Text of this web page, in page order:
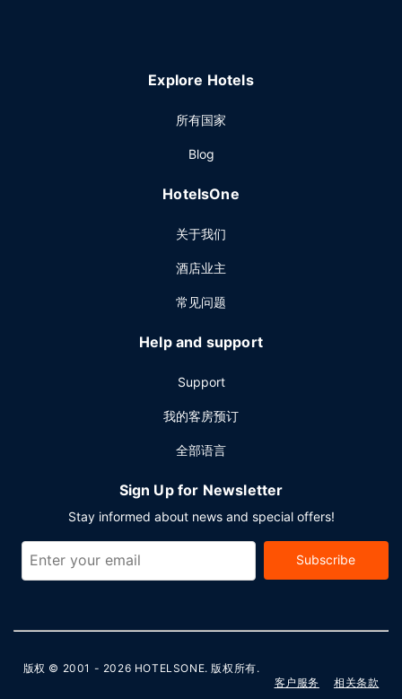
Explore Hotels
所有国家
Blog
HotelsOne
关于我们
酒店业主
常见问题
Help and support
Support
我的客房预订
全部语言
Sign Up for Newsletter
Stay informed about news and special offers!
Subscribe
版权 © 2001 - 2026 HOTELSONE. 版权所有.
客户服务
相关条款